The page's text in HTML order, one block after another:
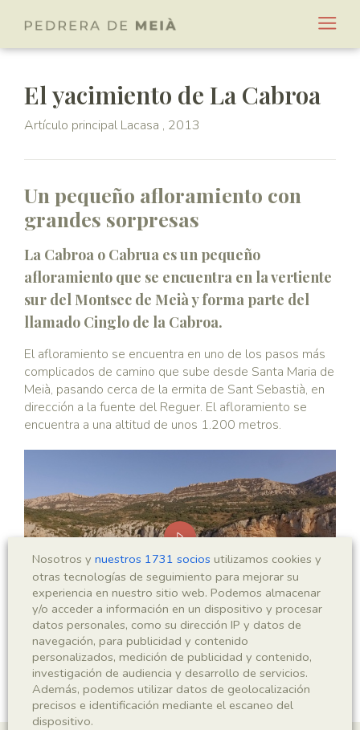
El yacimiento de La Cabroa
Artículo principal Lacasa , 2013
Un pequeño afloramiento con
grandes sorpresas
La Cabroa o Cabrua es un pequeño
afloramiento que se encuentra en la vertiente
sur del Montsec de Meià y forma parte del
llamado Cinglo de la Cabroa.
El afloramiento se encuentra en uno de los pasos más
complicados de camino que sube desde Santa Maria de
Meià, pasando cerca de la ermita de Sant Sebastià, en
dirección a la fuente del Reguer. El afloramiento se
encuentra a una altitud de unos 1.200 metros.
AcceptNecessarycookies to view the content.
Vista aérea del paso de la Cabroa y de la zona del yacimiento con
el mismo nombre. ©Geoparque Orígenes
Nosotros y nuestros 1731 socios utilizamos cookies y
otras tecnologías de seguimiento para mejorar su
experiencia en nuestro sitio web. Podemos almacenar
y/o acceder a información en un dispositivo y procesar
datos personales, como su dirección IP y datos de
navegación, para publicidad y contenido
personalizados, medición de publicidad y contenido,
investigación de audiencia y desarrollo de servicios.
Además, podemos utilizar datos de geolocalización
precisos e identificación mediante el escaneo del
dispositivo.